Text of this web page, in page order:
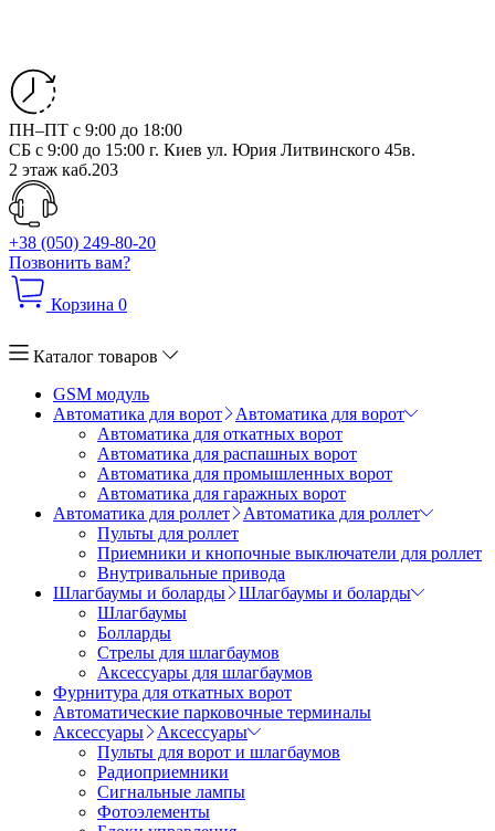
ПН–ПТ с 9:00 до 18:00
СБ с 9:00 до 15:00 г. Киев ул. Юрия Литвинского 45в.
2 этаж каб.203
+38 (050) 249-80-20
Позвонить вам?
Корзина 0
Каталог товаров
GSM модуль
Автоматика для ворот
Автоматика для ворот
Автоматика для откатных ворот
Автоматика для распашных ворот
Автоматика для промышленных ворот
Автоматика для гаражных ворот
Автоматика для роллет
Автоматика для роллет
Пульты для роллет
Приемники и кнопочные выключатели для роллет
Внутривальные привода
Шлагбаумы и боларды
Шлагбаумы и боларды
Шлагбаумы
Болларды
Стрелы для шлагбаумов
Аксессуары для шлагбаумов
Фурнитура для откатных ворот
Автоматические парковочные терминалы
Аксессуары
Аксессуары
Пульты для ворот и шлагбаумов
Радиоприемники
Сигнальные лампы
Фотоэлементы